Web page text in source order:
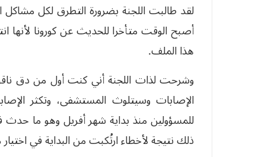
لقد طالبت اللجنة بضرورة التطرق لكل
أصبح الوقت متأخرا للحديث عن كورونا لأنها
هذا الملف.
وشرحت لذات اللجنة أني كنت أول من دق
الإصابات وسيتلوث المستشفى، وتكثر
للمسؤولين منذ بداية شهر أفريل وهو ما حدث
ذلك نتيجة لأخطاء ارتُكبت من البداية في